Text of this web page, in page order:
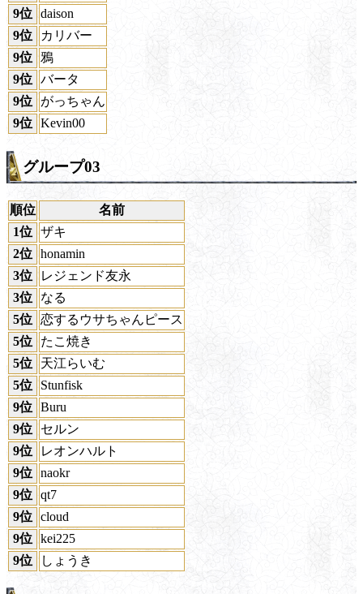
9位 daison
9位
カリバー
9位
鴉
9位 バータ
9位
がっちゃん
9位 Kevin00
グループ03
順位
名前
1位 ザキ
2位 honamin
3位
レジェンド友永
3位
なる
5位 恋するウサちゃんピース
5位
たこ焼き
5位
天江らいむ
5位
Stunfisk
9位 Buru
9位
セルン
9位
レオンハルト
9位 naokr
9位 qt7
9位 cloud
9位 kei225
9位
しょうき